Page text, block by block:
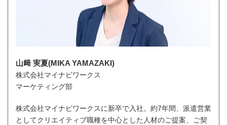
山﨑 実夏(MIKA YAMAZAKI)
株式会社マイナビワークス
マーケティング部
株式会社マイナビワークスに新卒で入社。約7年間、派遣営業
としてクリエイティブ職種を中心とした人材のご提案、ご契